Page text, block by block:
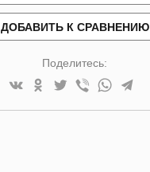
ДОБАВИТЬ К СРАВНЕНИЮ
Поделитесь: